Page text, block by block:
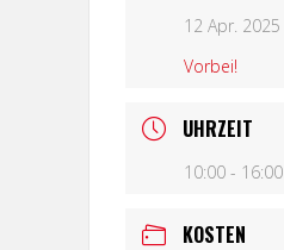
12 Apr. 2025
Vorbei!
UHRZEIT
10:00 - 16:00
KOSTEN